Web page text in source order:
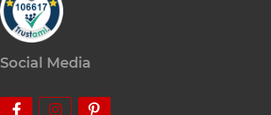
Social Media